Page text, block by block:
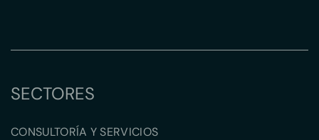
SECTORES
CONSULTORÍA Y SERVICIOS